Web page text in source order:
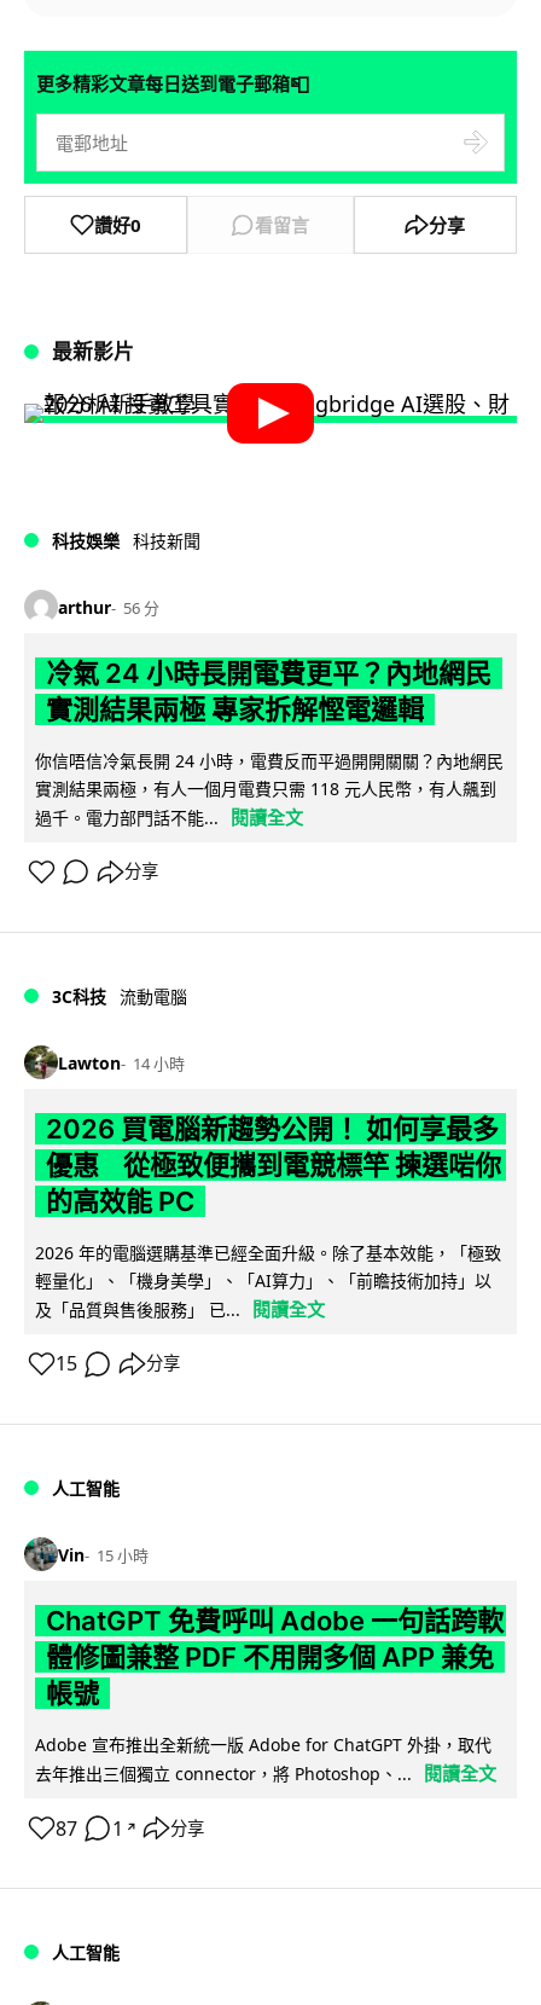
更多精彩文章每日送到電子郵箱📮
讚好0 看留言 分享
最新影片
科技娛樂 科技新聞
arthur 56 分
冷氣 24 小時長開電費更平？內地網民
實測結果兩極 專家拆解慳電邏輯
你信唔信冷氣長開 24 小時，電費反而平過開開關關？內地網民
實測結果兩極，有人一個月電費只需 118 元人民幣，有人飆到
過千。電力部門話不能...
閱讀全文
分享
3C科技 流動電腦
Lawton 14 小時
2026 買電腦新趨勢公開！ 如何享最多
優惠 從極致便攜到電競標竿 揀選啱你
的高效能 PC
2026 年的電腦選購基準已經全面升級。除了基本效能，「極致
輕量化」、「機身美學」、「AI算力」、「前瞻技術加持」以
及「品質與售後服務」 已...
閱讀全文
15 分享
人工智能
Vin 15 小時
ChatGPT 免費呼叫 Adobe 一句話跨軟
體修圖兼整 PDF 不用開多個 APP 兼免
帳號
Adobe 宣布推出全新統一版 Adobe for ChatGPT 外掛，取代
去年推出三個獨立 connector，將 Photoshop、...
閱讀全文
87 1 ↗ 分享
人工智能